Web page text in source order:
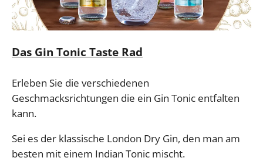
Das Gin Tonic Taste Rad
Erleben Sie die verschiedenen
Geschmacksrichtungen die ein Gin Tonic entfalten
kann.
Sei es der klassische London Dry Gin, den man am
besten mit einem Indian Tonic mischt.